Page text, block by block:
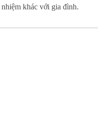
khác với gia đình.